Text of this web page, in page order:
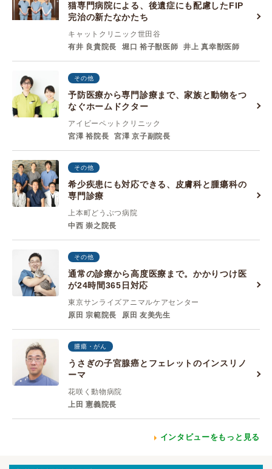
猫専門病院による、後遺症にも配慮したFIP
完治の新たなかたち
キャットクリニック世田谷
有井 良貴院長
堀口 裕子獣医師 井上 真幸獣医師
その他
予防医療から専門診療まで、家族と動物をつ
なぐホームドクター
アイビーペットクリニック
宮澤 裕院長
宮澤 京子副院長
その他
希少疾患にも対応できる、皮膚科と腫瘍科の
専門診療
上本町どうぶつ病院
中西 崇之院長
その他
通常の診療から高度医療まで。かかりつけ医
が24時間365日対応
東京サンライズアニマルケアセンター
原田 宗範院長
原田 友美先生
腫瘍・がん
うさぎの子宮腺癌とフェレットのインスリノ
ーマ
花咲く動物病院
上田 憲義院長
インタビューをもっと見る